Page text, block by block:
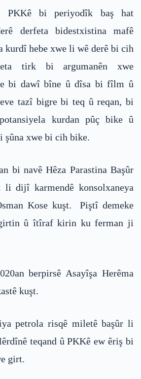
PKKê bi periyodîk baş hat
derfeta bidestxistina mafê
kurdî hebe xwe li wê derê bi cih
tirk bi argumanên xwe
bi dawî bîne û dîsa bi fîlm û
tazî bigre bi teq û reqan, bi
kurdan pûç bike û
şûna xwe bi cih bike.
bi navê Hêza Parastina Başûr
dijî karmendê konsolxaneya
Kose kuşt. Piştî demeke
û îtîraf kirin ku ferman ji
berpirsê Asayîşa Herêma
kuşt.
petrola risqê miletê başûr li
teqand û PKKê ew êriş bi
girt.